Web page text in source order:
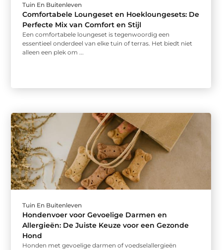
Tuin En Buitenleven
Comfortabele Loungeset en Hoekloungesets: De
Perfecte Mix van Comfort en Stijl
Een comfortabele loungeset is tegenwoordig een
essentieel onderdeel van elke tuin of terras. Het biedt niet
alleen een plek om ...
Tuin En Buitenleven
Hondenvoer voor Gevoelige Darmen en
Allergieën: De Juiste Keuze voor een Gezonde
Hond
Honden met gevoelige darmen of voedselallergieën